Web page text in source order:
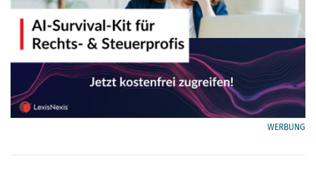
WERBUNG